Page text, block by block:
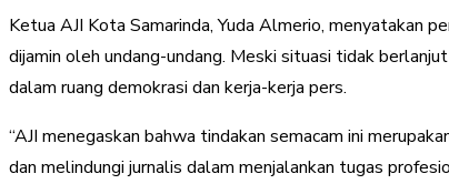
Ketua AJI Kota Samarinda, Yuda Almerio, menyatakan
dijamin oleh undang-undang. Meski situasi tidak
dalam ruang demokrasi dan kerja-kerja pers.
“AJI menegaskan bahwa tindakan semacam ini
dan melindungi jurnalis dalam menjalankan tugas